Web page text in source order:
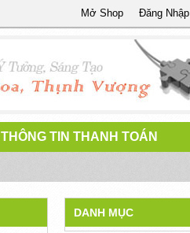
Đăng Nhập
Mở Shop
THÔNG TIN THANH TOÁN
DANH MỤC